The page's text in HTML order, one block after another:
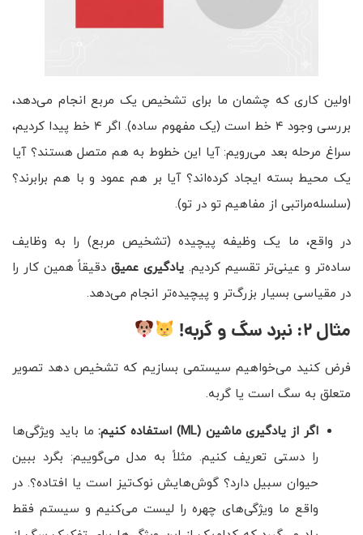
اولین کاری که چشمان ما برای تشخیص یک مربع انجام می‌دهد،
بررسی وجود ۴ خط است (یک مفهوم ساده). اگر ۴ خط پیدا کردیم،
سراغ مرحله بعد می‌رویم: آیا این خطوط به هم متصل هستند؟ آیا
یک محیط بسته ایجاد کرده‌اند؟ آیا بر هم عمود و با هم برابرند؟
(سلسله‌مراتبی از مفاهیم تو در تو).
در واقع، ما یک وظیفه پیچیده (تشخیص مربع) را به وظایف
ساده‌تر و عینی‌تر تقسیم کردیم. یادگیری عمیقدقیقاً همین کار را
در مقیاسی بسیار بزرگ‌تر و پیچیده‌تر انجام می‌دهد.
مثال ۲: نبرد سگ و گربه !
فرض کنید می‌خواهیم سیستمی بسازیم که تشخیص دهد تصویر
متعلق به سگ است یا گربه.
اگر از یادگیری ماشین (ML) استفاده کنیم: ما باید ویژگی‌ها
را دستی تعریف کنیم. مثلاً به مدل می‌گوییم: بگرد ببین
حیوان سبیل دارد؟ گوش‌هایش نوک‌تیز است یا افتاده؟. در
واقع ما ویژگی‌های چهره را لیست می‌کنیم و سیستم فقط